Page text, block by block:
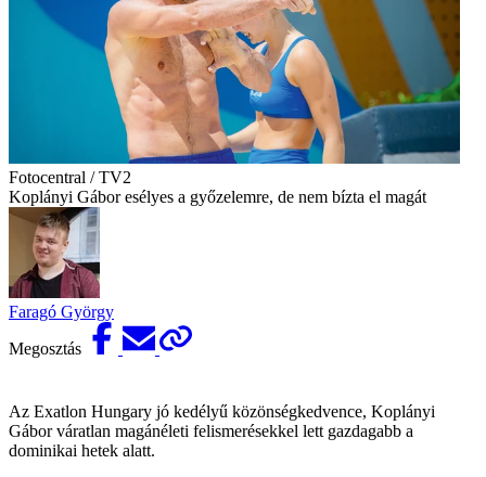
Fotocentral / TV2
Koplányi Gábor esélyes a győzelemre, de nem bízta el magát
Faragó György
Megosztás
Az Exatlon Hungary jó kedélyű közönségkedvence, Koplányi
Gábor váratlan magánéleti felismerésekkel lett gazdagabb a
dominikai hetek alatt.